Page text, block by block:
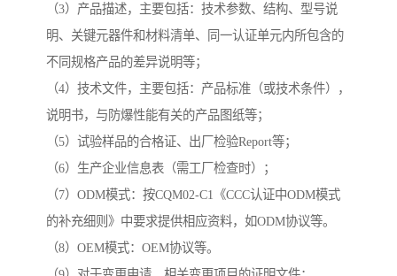
（3）产品描述，主要包括：技术参数、结构、型号说
明、关键元器件和材料清单、同一认证单元内所包含的
不同规格产品的差异说明等；
（4）技术文件，主要包括：产品标准（或技术条件），
说明书，与防爆性能有关的产品图纸等；
（5）试验样品的合格证、出厂检验Report等；
（6）生产企业信息表（需工厂检查时）；
（7）ODM模式：按CQM02-C1《CCC认证中ODM模式
的补充细则》中要求提供相应资料，如ODM协议等。
（8）OEM模式：OEM协议等。